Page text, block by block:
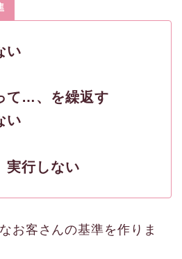
い
て…、を繰返す
い
実行しない
お客さんの基準を作りま